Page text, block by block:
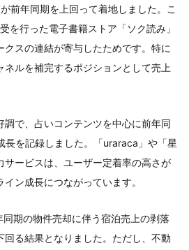
前年同期を上回って着地しました。こ
を行った電子書籍ストア「ソク読み」
クスの連結が寄与したためです。特に
ネルを補完するポジションとして売上
調で、占いコンテンツを中心に前年同
長を記録しました。「uraraca」や「星
サービスは、ユーザー定着率の高さが
ン成長につながっています。
期の物件売却に伴う宿泊売上の剥落
る結果となりました。ただし、不動